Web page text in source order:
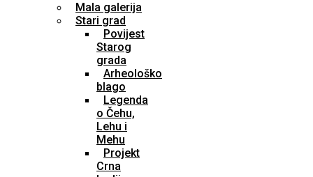
Mala galerija
Stari grad
Povijest
Starog
grada
Arheološko
blago
Legenda
o Čehu,
Lehu i
Mehu
Projekt
Crna